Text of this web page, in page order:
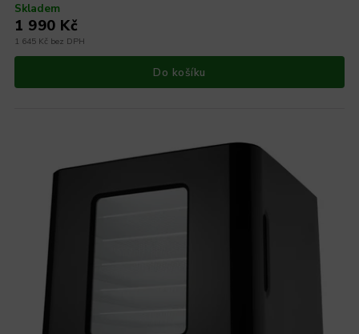
Skladem
1 645 Kč bez DPH
1 990 Kč
Do košíku